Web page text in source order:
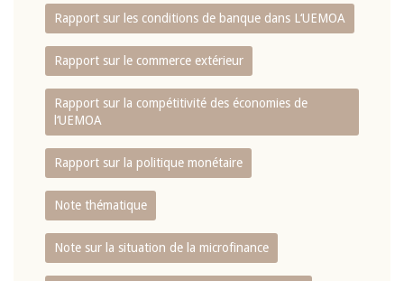
Rapport sur les conditions de banque dans L‘UEMOA
Rapport sur le commerce extérieur
Rapport sur la compétitivité des économies de
l‘UEMOA
Rapport sur la politique monétaire
Note thématique
Note sur la situation de la microfinance